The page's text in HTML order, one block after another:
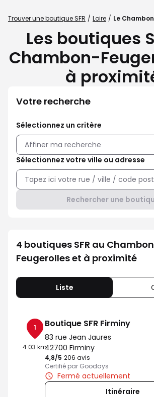
Trouver une boutique SFR Loire Le
Les boutiques
Chambon-
à
Votre recherche
Sélectionnez un critère
Affiner ma recherche
Sélectionnez votre ville ou adresse
Rechercher une
4 boutiques SFR au
Feugerolles et à proximité
Liste
1
4.03 km
Boutique SFR Firminy
83 rue Jean Jaures
42700 Firminy
4,8/5 Note de 4.8 sur 5
206 avis
Certifié par Goodays
Fermé actuellement
Itinéraire